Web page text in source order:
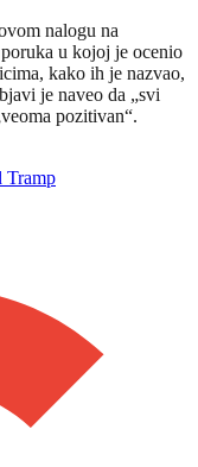
nalogu na
u kojoj je ocenio
kako ih je nazvao,
je naveo da „svi
pozitivan“.
Tramp